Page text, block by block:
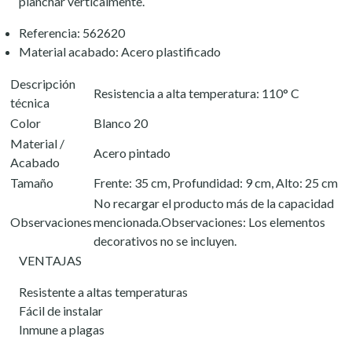
Referencia: 562620
Material acabado: Acero plastificado
Descripción
técnica
Resistencia a alta temperatura: 110° C
Color
Blanco 20
Material /
Acabado
Acero pintado
Tamaño
Frente: 35 cm, Profundidad: 9 cm, Alto: 25 cm
Observaciones
No recargar el producto más de la capacidad
mencionada.Observaciones: Los elementos
decorativos no se incluyen.
VENTAJAS
Resistente a altas temperaturas
Fácil de instalar
Inmune a plagas